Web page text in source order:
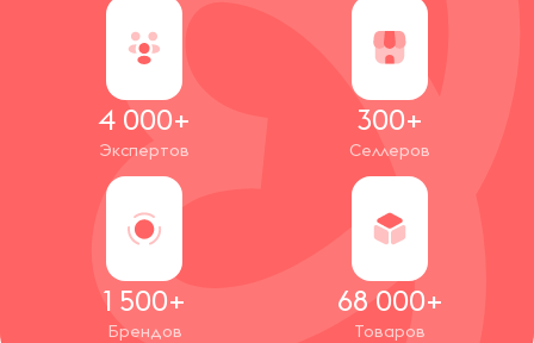
4 000+
Экспертов
300+
Селлеров
1 500+
Брендов
68 000+
Товаров